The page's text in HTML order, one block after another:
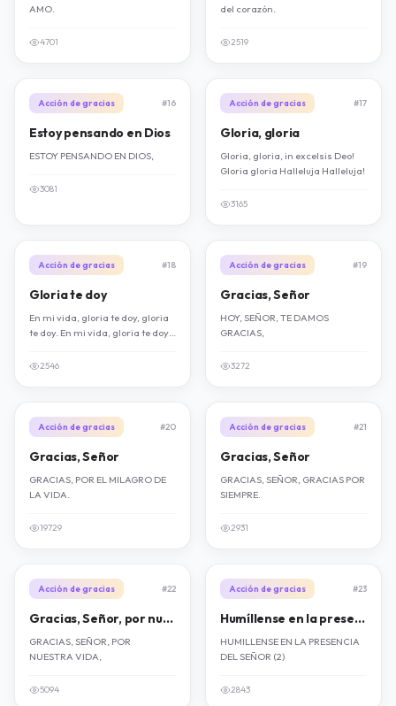
AMO.
4701
del corazón.
2519
Acción de gracias #16
Estoy pensando en Dios
ESTOY PENSANDO EN DIOS,
3081
Acción de gracias #17
Gloria, gloria
Gloria, gloria, in excelsis Deo!
Gloria gloria Halleluja Halleluja!
3165
Acción de gracias #18
Gloria te doy
En mi vida, gloria te doy, gloria
te doy. En mi vida, gloria te doy,
2546
Acción de gracias #19
Gracias, Señor
HOY, SEÑOR, TE DAMOS
GRACIAS,
3272
Acción de gracias #20
Gracias, Señor
GRACIAS, POR EL MILAGRO DE
LA VIDA.
19729
Acción de gracias #21
Gracias, Señor
GRACIAS, SEÑOR, GRACIAS POR
SIEMPRE.
2931
Acción de gracias #22
Gracias, Señor, por nuestra vida
GRACIAS, SEÑOR, POR
NUESTRA VIDA,
5094
Acción de gracias #23
Humíllense en la presencia del Señor
HUMILLENSE EN LA PRESENCIA
DEL SEÑOR (2)
2843